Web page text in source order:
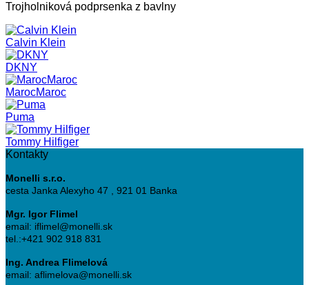
Možnosti
si
môžete
vybrať
na
stránke
produktu.
Trojholniková podprsenka z bavlny
Calvin Klein
DKNY
MarocMaroc
Puma
Tommy Hilfiger
Kontakty
Monelli s.r.o.
cesta Janka Alexyho 47 , 921 01 Banka
Mgr. Igor Flimel
email: iflimel@monelli.sk
tel.:+421 902 918 831
Ing. Andrea Flimelová
email: aflimelova@monelli.sk